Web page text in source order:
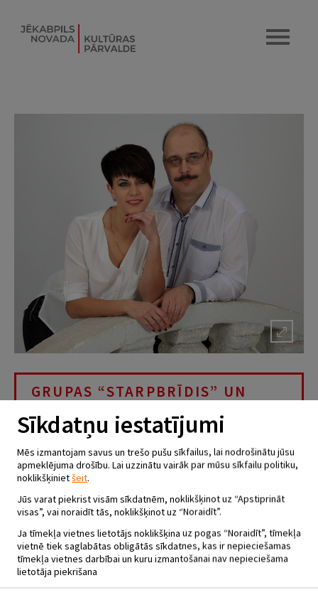
GRUPAS “STARPBRĪDIS” UN
ALBUMA “MUMS RĪTDIENA IR”
PREZENTĀCIJAS KONCERTS
15.03.2019 - plkst.19.00
martā plkst. 19.00 Jēkabpils Tautas namā notiks
grupas “Starpbrīdis” debijas albuma “Mums rītdiena
ir” prezentācijas koncerts. Albumā iekļautas
divpadsmit melodiskas un liriskas dziesmas, kuru
mūzikas un tekstu autore ir Gita Muižniece.
Sīkdatņu iestatījumi
Mēs izmantojam savus un trešo pušu sīkfailus, lai nodrošinātu jūsu
apmeklējuma drošību. Lai uzzinātu vairāk par mūsu sīkfailu politiku,
noklikšķinietšeit.
Jūs varat piekrist visām sīkdatnēm, noklikšķinot uz “Apstiprināt
visas”, vai noraidīt tās, noklikšķinot uz “Noraidīt”.
Ja tīmekļa vietnes lietotājs noklikšķina uz pogas “Noraidīt”, tīmekļa
vietnē tiek saglabātas obligātās sīkdatnes, kas ir nepieciešamas
tīmekļa vietnes darbībai un kuru izmantošanai nav nepieciešama
lietotāja piekrišana